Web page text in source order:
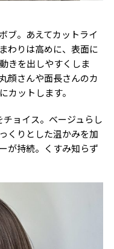
ブ。あえてカットライ
わりは高めに、表面に
きを出しやすくしま
顔さんや面長さんのカ
カットします。
ョイス。ベージュらし
くりとした温かみを加
が持続。くすみ知らず